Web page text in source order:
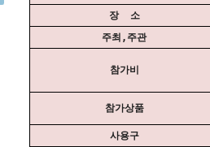
장 소
주최,주관
참가비
참가상품
사용구